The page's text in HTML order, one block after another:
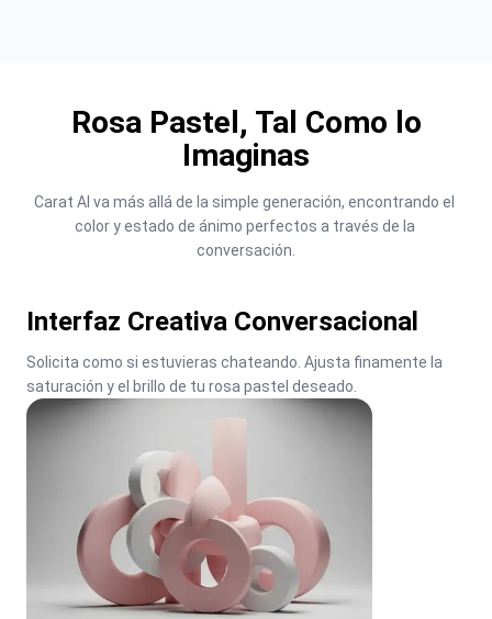
Rosa Pastel, Tal Como lo
Imaginas
Carat AI va más allá de la simple generación, encontrando el
color y estado de ánimo perfectos a través de la
conversación.
Interfaz Creativa Conversacional
Solicita como si estuvieras chateando. Ajusta finamente la
saturación y el brillo de tu rosa pastel deseado.